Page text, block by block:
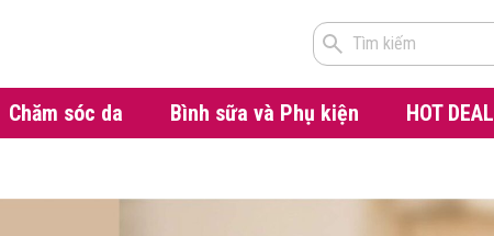
Tìm kiếm
Chăm sóc da Bình sữa và Phụ kiện HOT DEAL